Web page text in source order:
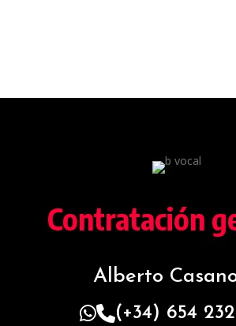
Contratación
Alberto
(+34) 654